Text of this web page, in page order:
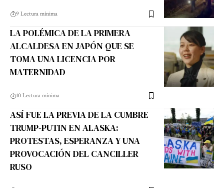
9 Lectura mínima
LA POLÉMICA DE LA PRIMERA
ALCALDESA EN JAPÓN QUE SE
TOMA UNA LICENCIA POR
MATERNIDAD
10 Lectura mínima
ASÍ FUE LA PREVIA DE LA CUMBRE
TRUMP-PUTIN EN ALASKA:
PROTESTAS, ESPERANZA Y UNA
PROVOCACIÓN DEL CANCILLER
RUSO